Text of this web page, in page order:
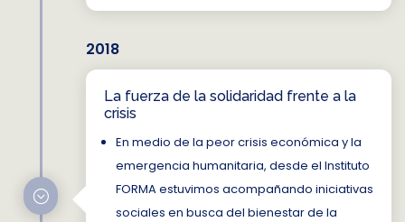
La fuerza de la solidaridad frente a la
crisis
En medio de la peor crisis económica y la
emergencia humanitaria, desde el Instituto
FORMA estuvimos acompañando iniciativas
sociales en busca del bienestar de la
;
2018